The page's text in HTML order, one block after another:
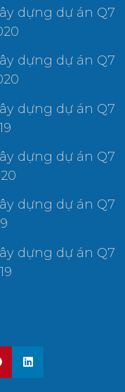
dựng dự án Q7
dựng dự án Q7
dựng dự án Q7
dựng dự án Q7
dựng dự án Q7
dựng dự án Q7